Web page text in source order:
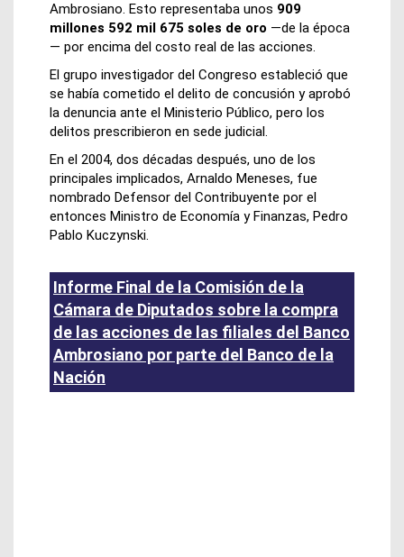
Ambrosiano. Esto representaba unos 909
millones 592 mil 675 soles de oro —de la época
— por encima del costo real de las acciones.
El grupo investigador del Congreso estableció que
se había cometido el delito de concusión y aprobó
la denuncia ante el Ministerio Público, pero los
delitos prescribieron en sede judicial.
En el 2004, dos décadas después, uno de los
principales implicados, Arnaldo Meneses, fue
nombrado Defensor del Contribuyente por el
entonces Ministro de Economía y Finanzas, Pedro
Pablo Kuczynski.
Informe Final de la Comisión de la
Cámara de Diputados sobre la compra
de las acciones de las filiales del Banco
Ambrosiano por parte del Banco de la
Nación